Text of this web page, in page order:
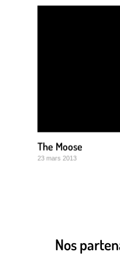
The Moose
23 mars 2013
Nos